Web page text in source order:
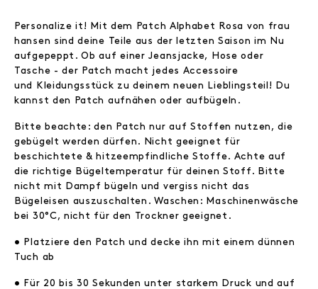
Personalize it! Mit dem Patch Alphabet Rosa von frau
hansen sind deine Teile aus der letzten Saison im Nu
aufgepeppt. Ob auf einer Jeansjacke, Hose oder
Tasche - der Patch macht jedes Accessoire
und Kleidungsstück zu deinem neuen Lieblingsteil! Du
kannst den Patch aufnähen oder aufbügeln.
Bitte beachte: den Patch nur auf Stoffen nutzen, die
gebügelt werden dürfen. Nicht geeignet für
beschichtete & hitzeempfindliche Stoffe. Achte auf
die richtige Bügeltemperatur für deinen Stoff. Bitte
nicht mit Dampf bügeln und vergiss nicht das
Bügeleisen auszuschalten. Waschen: Maschinenwäsche
bei 30°C, nicht für den Trockner geeignet.
• Platziere den Patch und decke ihn mit einem dünnen
Tuch ab
• Für 20 bis 30 Sekunden unter starkem Druck und auf